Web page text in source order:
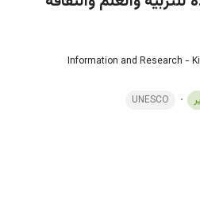
Information and Research -
UNESCO